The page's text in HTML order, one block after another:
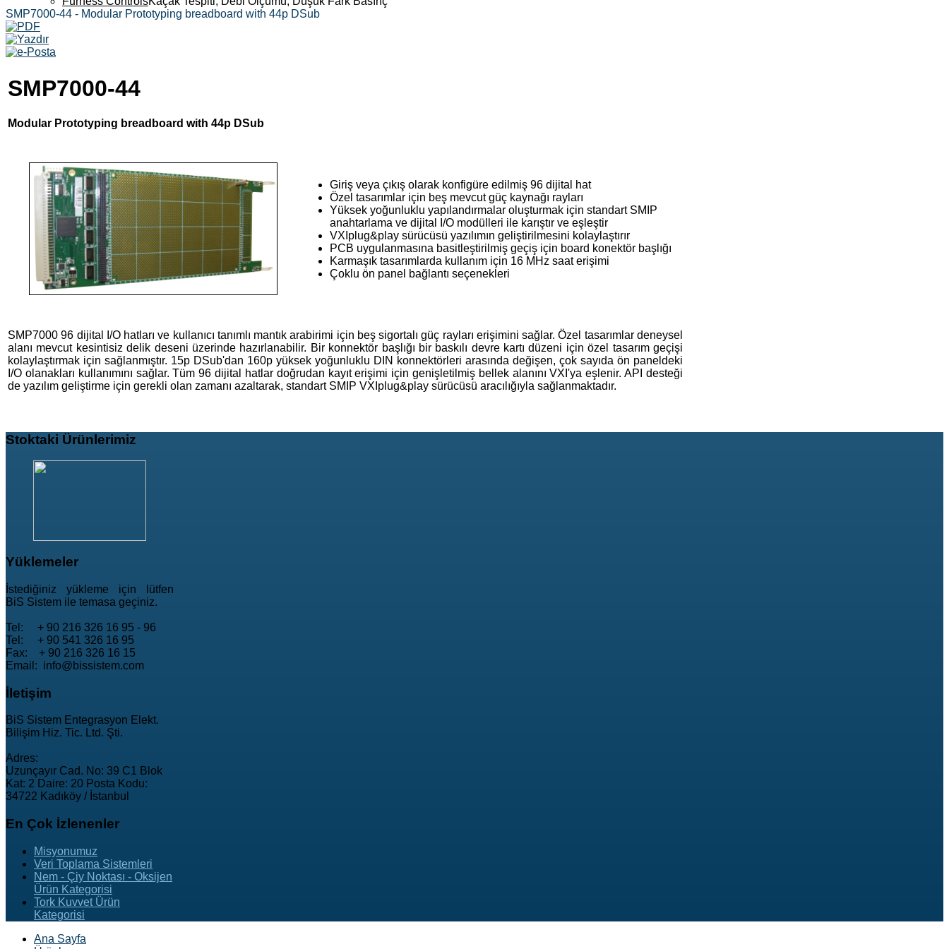
SMP7000-44 - Modular Prototyping breadboard with 44p DSub
SMP7000-44
Modular Prototyping breadboard with 44p DSub
Giriş veya çıkış olarak konfigüre edilmiş 96 dijital hat
Özel tasarımlar için beş mevcut güç kaynağı rayları
Yüksek yoğunluklu yapılandırmalar oluşturmak için standart SMIP
anahtarlama ve dijital I/O modülleri ile karıştır ve eşleştir
VXIplug&play sürücüsü yazılımın geliştirilmesini kolaylaştırır
PCB uygulanmasına basitleştirilmiş geçiş için board konektör başlığı
Karmaşık tasarımlarda kullanım için 16 MHz saat erişimi
Çoklu ön panel bağlantı seçenekleri
SMP7000 96 dijital I/O hatları ve kullanıcı tanımlı mantık arabirimi için beş sigortalı güç rayları erişimini sağlar. Özel tasarımlar deneysel
alanı mevcut kesintisiz delik deseni üzerinde hazırlanabilir. Bir konnektör başlığı bir baskılı devre kartı düzeni için özel tasarım geçişi
kolaylaştırmak için sağlanmıştır. 15p DSub'dan 160p yüksek yoğunluklu DIN konnektörleri arasında değişen, çok sayıda ön paneldeki
I/O olanakları kullanımını sağlar. Tüm 96 dijital hatlar doğrudan kayıt erişimi için genişletilmiş bellek alanını VXI'ya eşlenir. API desteği
de yazılım geliştirme için gerekli olan zamanı azaltarak, standart SMIP VXIplug&play sürücüsü aracılığıyla sağlanmaktadır.
Stoktaki Ürünlerimiz
Yüklemeler
İstediğiniz yükleme için lütfen
BiS Sistem ile temasa geçiniz.
Tel: + 90 216 326 16 95 - 96
Tel: + 90 541 326 16 95
Fax: + 90 216 326 16 15
Email: info@bissistem.com
İletişim
BiS Sistem Entegrasyon Elekt.
Bilişim Hiz. Tic. Ltd. Şti.
Adres:
Uzunçayır Cad. No: 39 C1 Blok
Kat: 2 Daire: 20 Posta Kodu:
34722 Kadıköy / İstanbul
En Çok İzlenenler
Misyonumuz
Veri Toplama Sistemleri
Nem - Çiy Noktası - Oksijen
Ürün Kategorisi
Tork Kuvvet Ürün
Kategorisi
Ana Sayfa